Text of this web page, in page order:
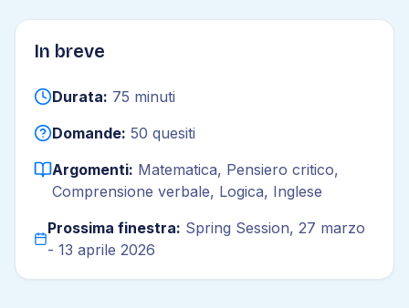
In breve
Durata: 75 minuti
Domande: 50 quesiti
Argomenti: Matematica, Pensiero critico,
Comprensione verbale, Logica, Inglese
Prossima finestra: Spring Session, 27 marzo
- 13 aprile 2026